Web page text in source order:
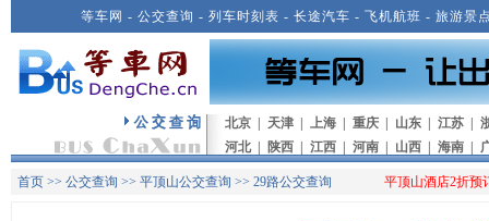
等车网 - 公交查询 - 列车时刻表 - 长途汽车 - 飞机航班 - 旅游景
北京 天津 上海 重庆 山东 江苏
河北
陕西 江西 河南 山西 海南
首页 >> 公交查询 >> 平顶山公交查询 >> 29路公交查询 平顶山酒店2折预